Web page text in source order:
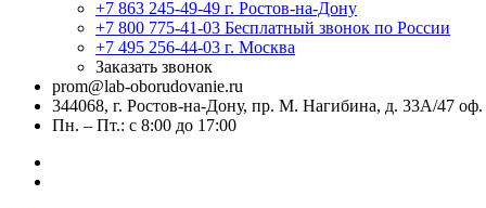
+7 863 245-49-49 г. Ростов-на-Дону
+7 800 775-41-03 Бесплатный звонок по России
+7 495 256-44-03 г. Москва
Заказать звонок
prom@lab-oborudovanie.ru
344068, г. Ростов-на-Дону, пр. М. Нагибина, д. 33А/47 оф.
Пн. – Пт.: с 8:00 до 17:00